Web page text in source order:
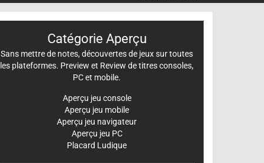
Catégorie Aperçu
Sans mettre de notes, découvertes de jeux sur toutes
les plateformes. Preview et Review de titres consoles,
PC et mobile.
Aperçu jeu console
Aperçu jeu mobile
Aperçu jeu navigateur
Aperçu jeu PC
Placard Ludique